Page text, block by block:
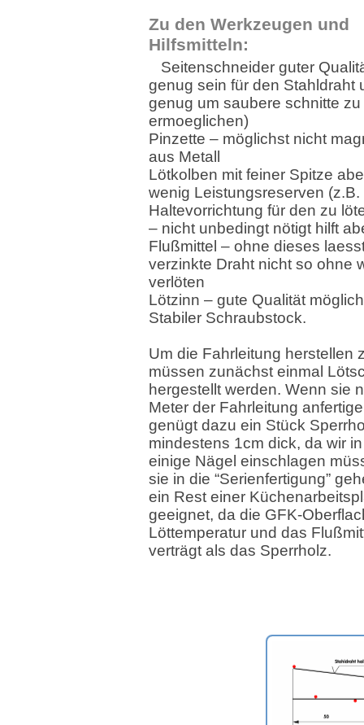
Zu den Werkzeugen und
Hilfsmitteln:
Seitenschneider guter
genug sein für den Stahldraht
genug um saubere schnitte zu
ermoeglichen)
Pinzette – möglichst nicht
aus Metall
Lötkolben mit feiner Spitze
wenig Leistungsreserven (z.B.
Haltevorrichtung für den zu
– nicht unbedingt nötigt hilft
Flußmittel – ohne dieses
verzinkte Draht nicht so ohne
verlöten
Lötzinn – gute Qualität
Stabiler Schraubstock.
Um die Fahrleitung herstellen
müssen zunächst einmal
hergestellt werden. Wenn sie
Meter der Fahrleitung
genügt dazu ein Stück
mindestens 1cm dick, da wir
einige Nägel einschlagen
sie in die “Serienfertigung”
ein Rest einer
geeignet, da die GFK-
Löttemperatur und das
verträgt als das Sperrholz.